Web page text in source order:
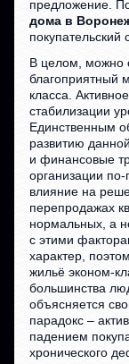
предложение.
дома в
покупательский
В целом, можно
благоприятный
класса.
стабилизации
Единственным
развитию
и финансовые
организации
влияние на
перепродажах
нормальных, а
с этими
характер,
жильё эконом-
большинства
объясняется
парадокс –
падением
хронического